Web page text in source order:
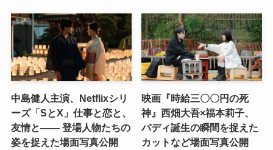
中島健人主演、Netflixシリ
ーズ「SとX」仕事と恋と、
友情と―― 登場人物たちの
姿を捉えた場面写真公開
映画『時給三〇〇円の死
神』西畑大吾×福本莉子、
バディ誕生の瞬間を捉えた
カットなど場面写真公開